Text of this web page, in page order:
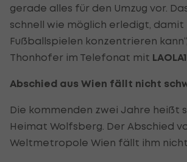
gerade alles für den Umzug vor.
schnell wie möglich erledigt, damit
Fußballspielen konzentrieren
Thonhofer im Telefonat mit LAOLA1
Abschied aus Wien fällt nicht
Die kommenden zwei Jahre heißt
Heimat Wolfsberg. Der Abschied
Weltmetropole Wien fällt ihm